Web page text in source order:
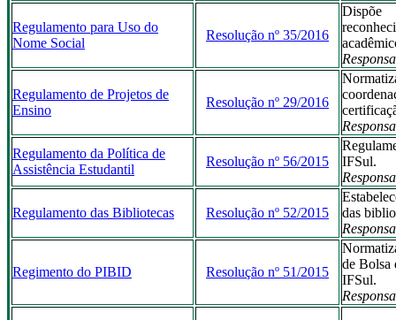
Regulamento para Uso do
Nome Social
Resolução nº 35/2016
Regulamento de Projetos de
Ensino
Resolução nº 29/2016
Regulamento da Política de
Assistência Estudantil
Resolução nº 56/2015
IFSul.
Regulamento das Bibliotecas Resolução nº 52/2015
das
Regimento do PIBID Resolução nº 51/2015
de Bolsa
IFSul.